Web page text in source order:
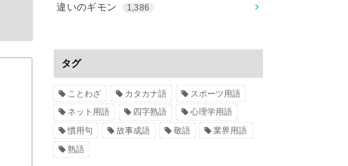
違いのギモン 1,386
タグ
ことわざ カタカナ語
スポーツ用語
ネット用語
四字熟語
心理学用語
慣用句
故事成語 敬語
業界用語
熟語